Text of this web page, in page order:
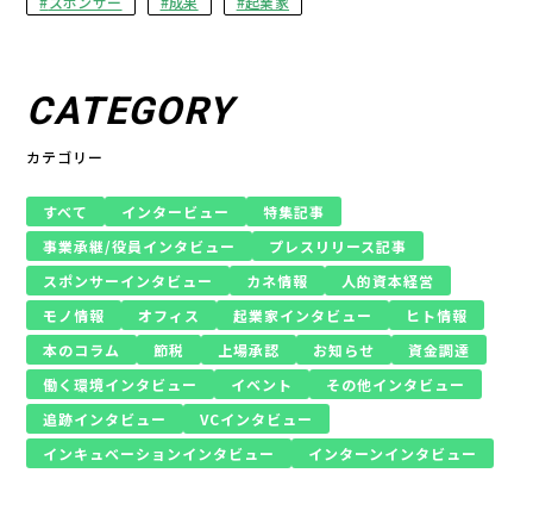
CATEGORY
カテゴリー
すべて インタービュー
特集記事
事業承継/役員インタビュー
プレスリリース記事
スポンサーインタビュー
カネ情報
人的資本経営
モノ情報
オフィス 起業家インタビュー
ヒト情報
本のコラム
節税 上場承認 お知らせ
資金調達
働く環境インタビュー
イベント
その他インタビュー
追跡インタビュー
VCインタビュー
インキュベーションインタビュー
インターンインタビュー